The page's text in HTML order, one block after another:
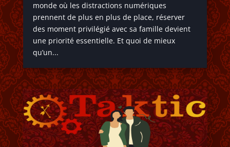
monde où les distractions numériques
prennent de plus en plus de place, réserver
des moment privilégié avec sa famille devient
une priorité essentielle. Et quoi de mieux
qu’un...